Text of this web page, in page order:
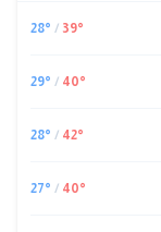
39°
/
28°
40°
/
29°
42°
/
28°
40°
/
27°